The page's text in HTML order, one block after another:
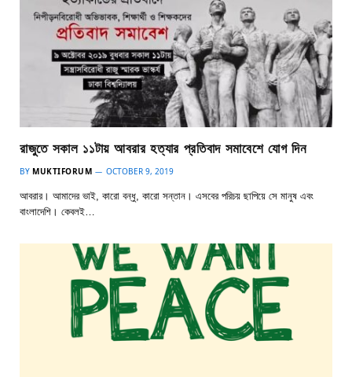
রাজুতে সকাল ১১টায় আবরার হত্যার প্রতিবাদ সমাবেশে যোগ দিন
BY MUKTIFORUM OCTOBER 9, 2019
আবরার। আমাদের ভাই, কারো বন্ধু, কারো সন্তান। এসবের পরিচয় ছাপিয়ে সে মানুষ এবং
বাংলাদেশি। কেবলই…